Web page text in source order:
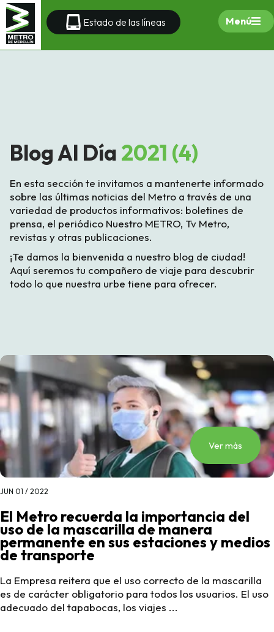
Estado de las líneas Menú
Blog Al Día 2021 (4)
En esta sección te invitamos a mantenerte informado
sobre las últimas noticias del Metro a través de una
variedad de productos informativos: boletines de
prensa, el periódico Nuestro METRO, Tv Metro,
revistas y otras publicaciones.
¡Te damos la bienvenida a nuestro blog de ciudad!
Aquí seremos tu compañero de viaje para descubrir
todo lo que nuestra urbe tiene para ofrecer.
Ver más
JUN 01 / 2022
El Metro recuerda la importancia del
uso de la mascarilla de manera
permanente en sus estaciones y medios
de transporte
La Empresa reitera que el uso correcto de la mascarilla
es de carácter obligatorio para todos los usuarios. El uso
adecuado del tapabocas, los viajes ...